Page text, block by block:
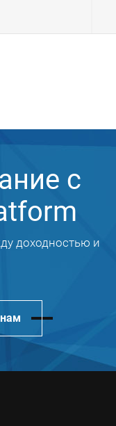
с
доходностью и